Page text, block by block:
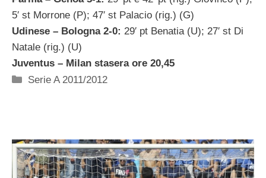
5′ st Morrone (P); 47′ st Palacio (rig.) (G)
Udinese – Bologna 2-0: 29′ pt Benatia (U); 27′ st Di
Natale (rig.) (U)
Juventus – Milan stasera ore 20,45
Categorie
Serie A 2011/2012